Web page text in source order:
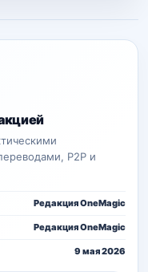
P2P и
Редакция OneMagic
Редакция OneMagic
9 мая 2026